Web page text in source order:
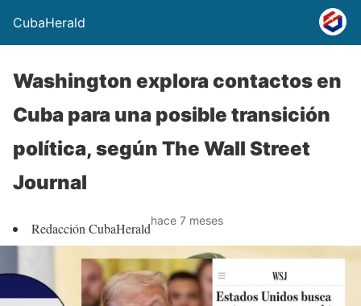
CubaHerald
Washington explora contactos en
Cuba para una posible transición
política, según The Wall Street
Journal
Redacción CubaHeraldhace 7 meses